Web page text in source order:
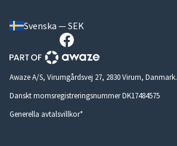
Svenska — SEK
Awaze A/S, Virumgårdsvej 27, 2830 Virum, Danmark.
Danskt momsregistreringsnummer DK17484575
Generella avtalsvillkor*